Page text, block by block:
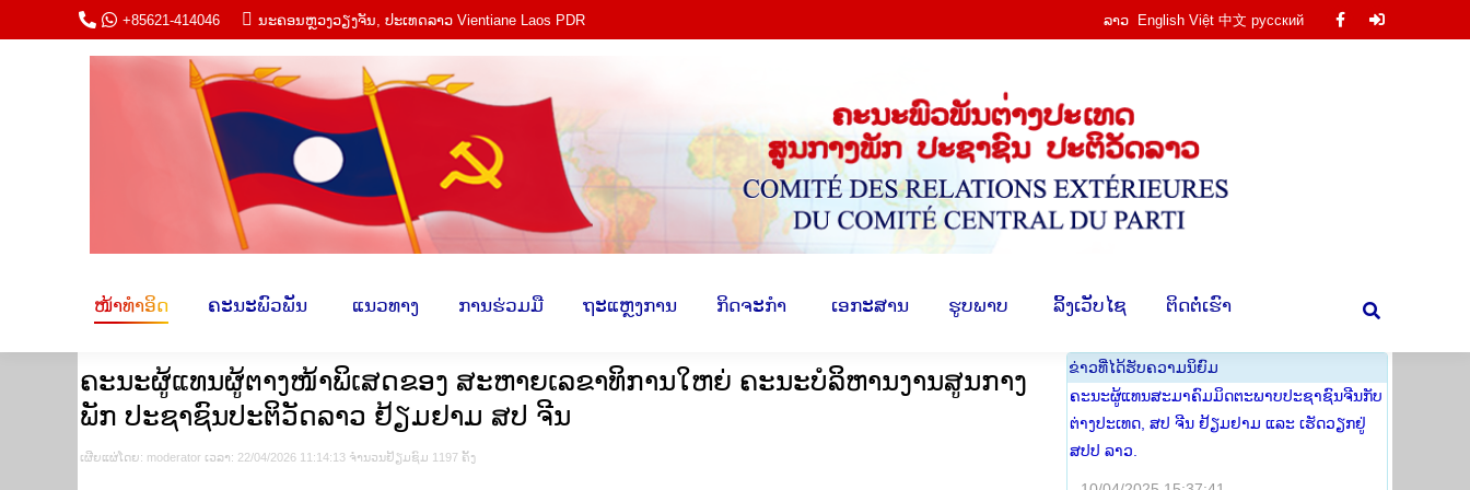
+85621-414046 ນະ​ຄອນຫຼວງວຽງ​ຈັນ, ປະ​ເທດ​ລາວ Vientiane Laos PDR ລາວ English Việt 中文 русский
Facebook
ໜ້າ​ທຳ​ອິດ ຄະ​ນະພົວ​ພັນ​ ​ ແນວ​ທາງ​ ​ການ​ຮ່ວມ​ມື ​ຖະ​ແຫຼງ​ການ ​ກິດ​ຈະ​ກຳ ​ ເອ​ກະ​ສານ ​ຮູບ​ພາບ ​ ລິ້ງ​ເວັບ​ໄຊ ​ຕິດ​ຕໍ່​ເຮົາ Search:
ຄະນະຜູ້ແທນຜູ້ຕາງໜ້າພິເສດຂອງ ສະຫາຍເລຂາທິການໃຫຍ່ ຄະນະບໍລິຫານງານສູນກາງ
ພັກ ປະຊາຊົນປະຕິວັດລາວ ຢ້ຽມຢາມ ສປ ຈີນ
ເຜີຍ​ແຜ່​ໂດຍ​: moderator ເວ​ລາ: 22/04/2026 11:14:13 ຈຳ​ນວນ​​ຢ້ຽມ​ຊົມ 1197 ຄັ້ງ
​ຂ່າວ​ທີ່​ໄດ້​ຮັບ​ຄວາມ​ນິ​ຍົມ
ຄະນະຜູ້ແທນສະມາຄົມມິດຕະພາບປະຊາຊົນຈີນກັບ
ຕ່າງປະເທດ, ສປ ຈີນ ຢ້ຽມຢາມ ແລະ ເຮັດວຽກຢູ່
ສປປ ລາວ.
ໜ້າ​ທຳ​ອິດ ຄະ​ນະພົວ​ພັນ​ ​ ແນວ​ທາງ​ ​ການ​ຮ່ວມ​ມື ​ຖະ​ແຫຼງ​ການ ​ກິດ​ຈະ​ກຳ ​ ເອ​ກະ​ສານ ​ຮູບ​ພາບ ​ ລິ້ງ​ເວັບ​ໄຊ ​ຕິດ​ຕໍ່​ເຮົາ Search: